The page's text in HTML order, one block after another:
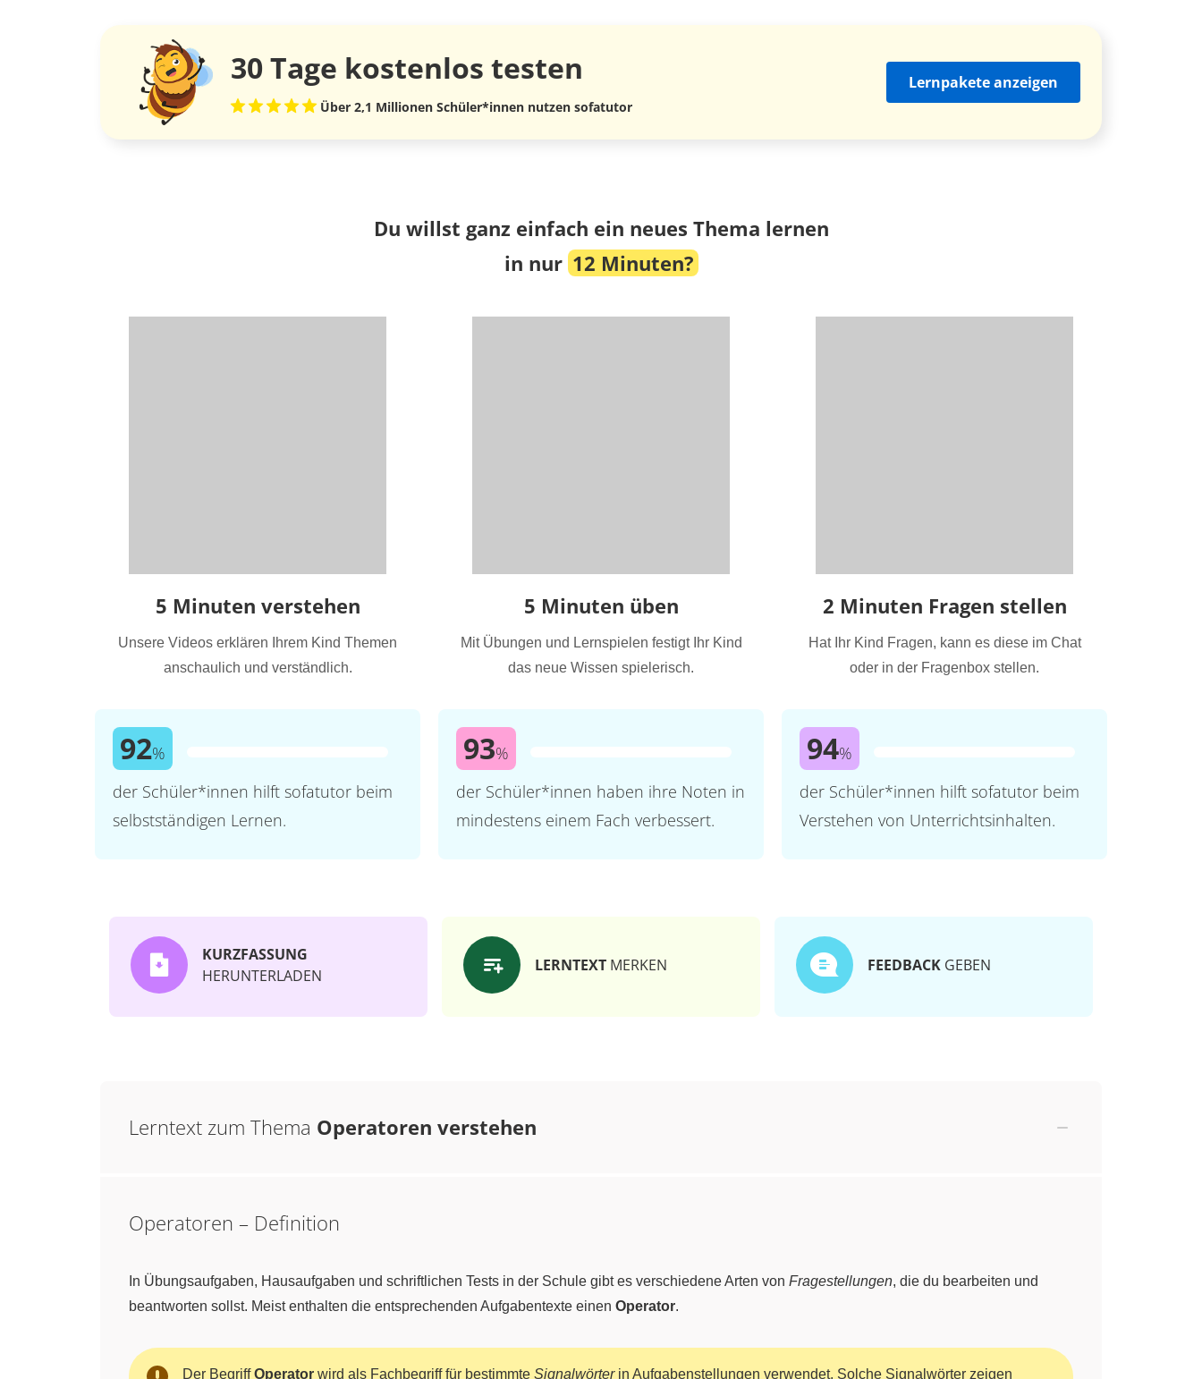
30 Tage kostenlos testen
Über 2,1 Millionen Schüler*innen nutzen sofatutor
Lernpakete anzeigen
Du willst ganz einfach ein neues Thema lernen
in nur 12 Minuten?
5 Minuten verstehen
Unsere Videos erklären Ihrem Kind Themen
anschaulich und verständlich.
92%
der Schüler*innen hilft sofatutor beim
selbstständigen Lernen.
5 Minuten üben
Mit Übungen und Lernspielen festigt Ihr Kind
das neue Wissen spielerisch.
93%
der Schüler*innen haben ihre Noten in
mindestens einem Fach verbessert.
2 Minuten Fragen stellen
Hat Ihr Kind Fragen, kann es diese im Chat
oder in der Fragenbox stellen.
94%
der Schüler*innen hilft sofatutor beim
Verstehen von Unterrichtsinhalten.
KURZFASSUNG
HERUNTERLADEN
LERNTEXT MERKEN FEEDBACK GEBEN
Lerntext zum Thema Operatoren verstehen
Operatoren – Definition
In Übungsaufgaben, Hausaufgaben und schriftlichen Tests in der Schule gibt es verschiedene Arten von Fragestellungen, die du bearbeiten und
beantworten sollst. Meist enthalten die entsprechenden Aufgabentexte einen Operator.
Der BegriffOperator wird als Fachbegriff für bestimmte Signalwörterin Aufgabenstellungen verwendet. Solche Signalwörter zeigen